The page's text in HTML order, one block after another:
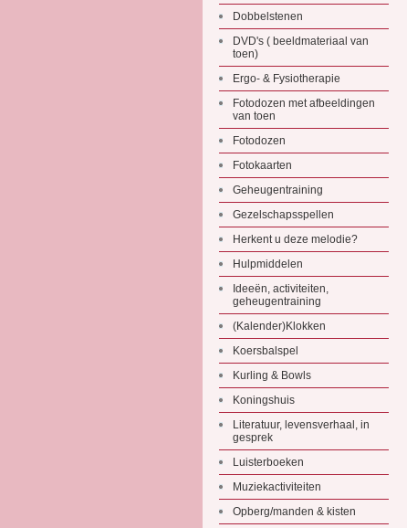
Dobbelstenen
DVD's ( beeldmateriaal van
toen)
Ergo- & Fysiotherapie
Fotodozen met afbeeldingen
van toen
Fotodozen
Fotokaarten
Geheugentraining
Gezelschapsspellen
Herkent u deze melodie?
Hulpmiddelen
Ideeën, activiteiten,
geheugentraining
(Kalender)Klokken
Koersbalspel
Kurling & Bowls
Koningshuis
Literatuur, levensverhaal, in
gesprek
Luisterboeken
Muziekactiviteiten
Opberg/manden & kisten